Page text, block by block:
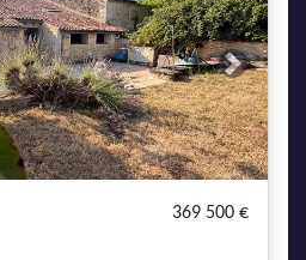
Next
369 500 €